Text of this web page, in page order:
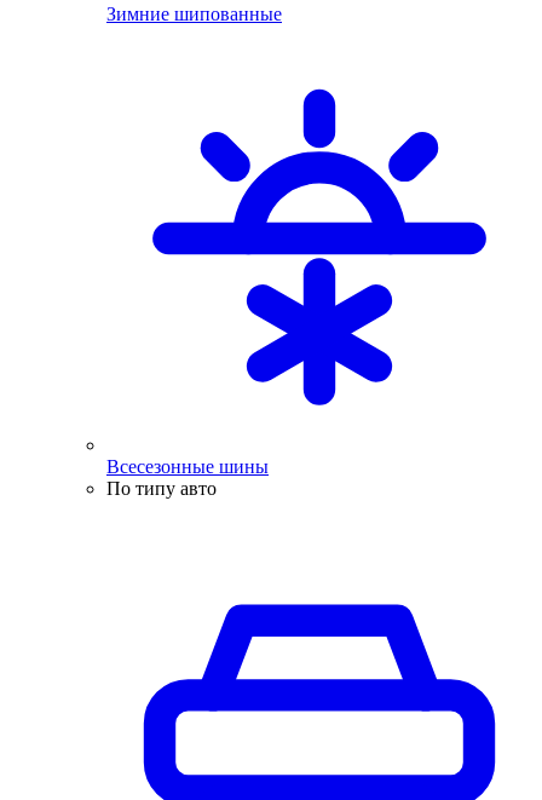
Зимние шипованные
Всесезонные шины
По типу авто